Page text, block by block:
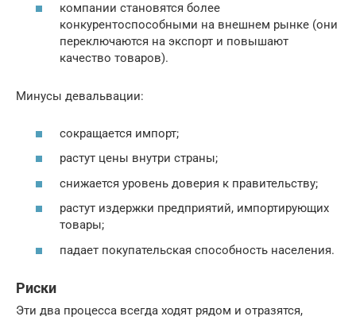
компании становятся более
конкурентоспособными на внешнем рынке (они
переключаются на экспорт и повышают
качество товаров).
Минусы девальвации:
сокращается импорт;
растут цены внутри страны;
снижается уровень доверия к правительству;
растут издержки предприятий, импортирующих
товары;
падает покупательская способность населения.
Риски
Эти два процесса всегда ходят рядом и отразятся,